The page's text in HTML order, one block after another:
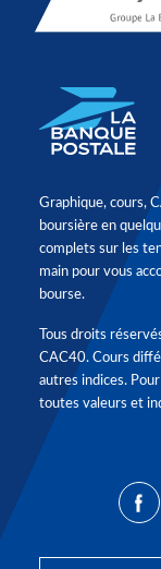
Graphique, cours,
boursière en
complets sur les
main pour vous
bourse.
Tous droits
CAC40. Cours
autres indices.
toutes valeurs et